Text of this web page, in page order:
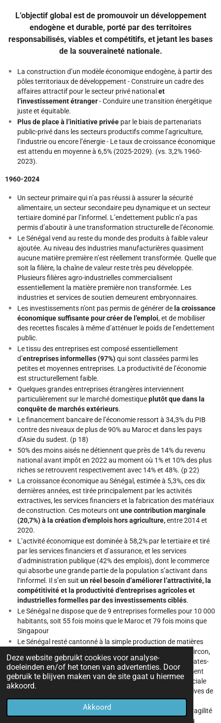
Deze website gebruikt cookies voor analyse-
doeleinden en/of het tonen van advertenties. Door
gebruik te blijven maken van de site gaat u hiermee
akkoord.
Akkoord
L’objectif global est de promouvoir un développement
endogène et durable, porté par des territoires
responsabilisés, viables et compétitifs, et jetant les bases
de la souveraineté nationale.
La construction d’un modèle économique endogène, à partir des
pôles territoriaux de développement - Construire un cadre des
affaires attractif pour le secteur privé nationalet
l’investissement étranger- Conduire une transition énergétique
juste et équitable.
Plus de place à l’initiative privée par le biais de partenariats
public-privé dans les secteurs productifs comme l’agriculture,
l’industrie ou encore l’énergie - Le taux de croissance économique
est attendu en moyenne à 6,5% (2025-2029). (vs. 3,2% 1960-
2023).
1960-2024
Un secteur primaire qui n’a pas réussi à assurer la sécurité
alimentaire, un secteur secondaire peu dynamique et un secteur
tertiaire dominé par l’informel. L’endettement public n’a pas
permis d’aboutir à une transformation structurelle de l’économie.
Le Sénégal vend au reste du monde des produits à faible valeur
ajoutée. Au niveau des industries manufacturières quasiment
aucune matière première n’est réellement transformée. Quelle que
soit la filière, la chaîne de valeur reste très peu développée.
Plusieurs filières agro-industrielles commercialisent
essentiellement la matière première non transformée. Les
industries et services de soutien demeurent embryonnaires.
Les investissements n’ont pas permis de générer de la croissance
économique suffisante pour créer de l’emploi, et de mobiliser
des recettes fiscales à même d’atténuer le poids de l’endettement
public.
Le tissu des entreprises est composé essentiellement
d’entreprises informelles (97%)qui sont classées parmi les
petites et moyennes entreprises. La productivité de l’économie
est structurellement faible.
Quelques grandes entreprises étrangères interviennent
particulièrement sur le marché domestiqueplutôt que dans la
conquête de marchés extérieurs.
Le financement bancaire de l’économie ressort à 34,3% du PIB
contre des niveaux de plus de 90% au Maroc et dans les pays
d’Asie du sudest. (p 18)
50% des moins aisés ne détiennent que près de 14% du revenu
national avant impôt en 2022 au moment où 1% et 10% des plus
riches se retrouvent respectivement avec 14% et 48%. (p 22)
La croissance économique au Sénégal, estimée à 5,3%, ces dix
dernières années, est tirée principalement par les activités
extractives, les services financiers et la fabrication des matériaux
de construction. Ces moteurs ont une contribution marginale
(20,7%) à la création d’emplois hors agriculture,entre 2014 et
2020.
L’activité économique est dominée à 58,2% par le tertiaire et tiré
par les services financiers et d’assurance, et les services
d’administration publique (42% des emplois), dont le commerce
qui absorbe une grande partie de la population s’activant dans
l‘informel. Il s’en suit un réel besoin d’améliorer l’attractivité, la
compétitivité et la productivité d’entreprises agricoles et
industrielles formelles par des investissements ciblés.
Le Sénégal ne dispose que de 9 entreprises formelles pour 10 000
habitants, soit 55 fois moins que le Maroc et 79 fois moins que
Singapour
Le Sénégal resté cantonné à la simple production de matières
premières, qu’il exporte brutes sur le marché mondial (or, zircon,
arachide, anacarde) ou légèrement transformées (phosphates-
acide phosphorique, farine de poisson). Important quasiment
tous les produits finis dont il a besoin, sa balance commerciale
est extrêmement déficitaire. Fin 2023, malgré les perspectives de
démarrage de la production d’hydrocarbures, l’économie
sénégalaise apparaît enfermée dans un cercle vicieux de fragilité
et se pose la problématique de la réinvention d’un nouveau